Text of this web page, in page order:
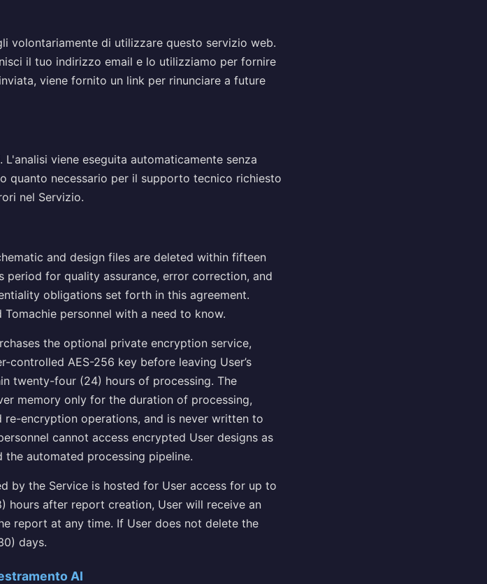
volontariamente di utilizzare questo servizio web.
il tuo indirizzo email e lo utilizziamo per fornire
viene fornito un link per rinunciare a future
viene eseguita automaticamente senza
quanto necessario per il supporto tecnico richiesto
nel Servizio.
and design files are deleted within fifteen
period for quality assurance, error correction, and
obligations set forth in this agreement.
personnel with a need to know.
the optional private encryption service,
AES-256 key before leaving User’s
twenty-four (24) hours of processing. The
memory only for the duration of processing,
encryption operations, and is never written to
cannot access encrypted User designs as
automated processing pipeline.
by the Service is hosted for User access for up to
after report creation, User will receive an
report at any time. If User does not delete the
days.
AI